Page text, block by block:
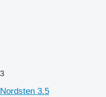
3
Nordsten 3.5